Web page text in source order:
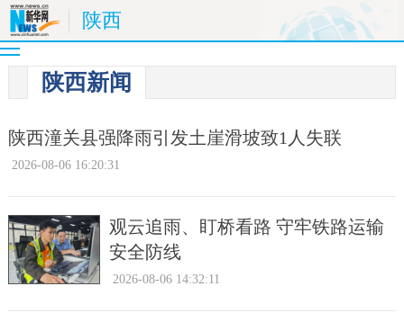
陕西
陕西新闻
陕西潼关县强降雨引发土崖滑坡致1人失联
2026-08-06 16:20:31
观云追雨、盯桥看路 守牢铁路运输
安全防线
2026-08-06 14:32:11